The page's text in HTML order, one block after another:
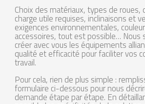
Choix des matériaux, types de
charge utile requises, inclinaisons et
exigences environnementales,
accessoires, tout est possible… Nous
créer avec vous les équipements
qualité et efficacité pour faciliter vos
travail.
Pour cela, rien de plus simple :
formulaire ci-dessous pour nous
demande étape par étape. En